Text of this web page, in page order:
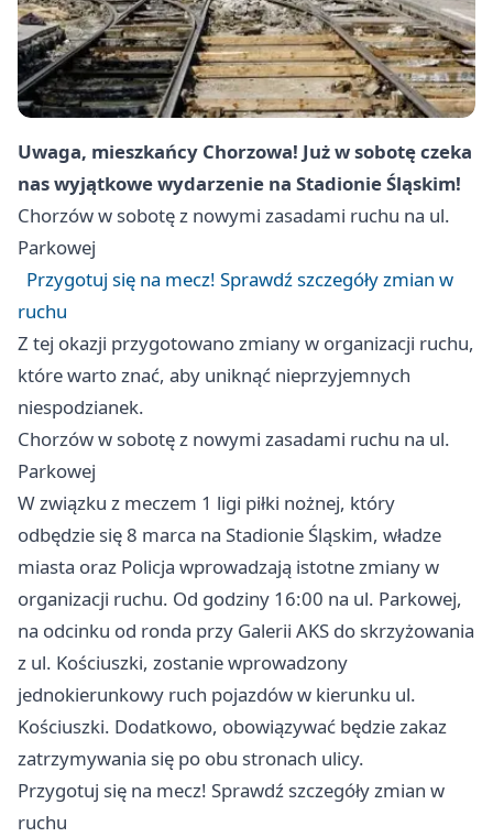
Uwaga, mieszkańcy Chorzowa! Już w sobotę czeka
nas wyjątkowe wydarzenie na Stadionie Śląskim!
Chorzóww sobotę z nowymi zasadami ruchu na ul.
Parkowej
Przygotuj się na mecz! Sprawdź szczegóły zmian w
ruchu
Z tej okazji przygotowano zmiany w organizacji ruchu,
które warto znać, aby uniknąć nieprzyjemnych
niespodzianek.
Chorzóww sobotę z nowymi zasadami ruchu na ul.
Parkowej
W związku z meczem 1 ligi piłki nożnej, który
odbędzie się 8 marca na Stadionie Śląskim, władze
miasta oraz Policja wprowadzają istotne zmiany w
organizacji ruchu. Od godziny 16:00 na ul. Parkowej,
na odcinku od ronda przy Galerii AKS do skrzyżowania
z ul. Kościuszki, zostanie wprowadzony
jednokierunkowy ruch pojazdów w kierunku ul.
Kościuszki. Dodatkowo, obowiązywać będzie zakaz
zatrzymywania się po obu stronach ulicy.
Przygotuj się na mecz! Sprawdź szczegóły zmian w
ruchu